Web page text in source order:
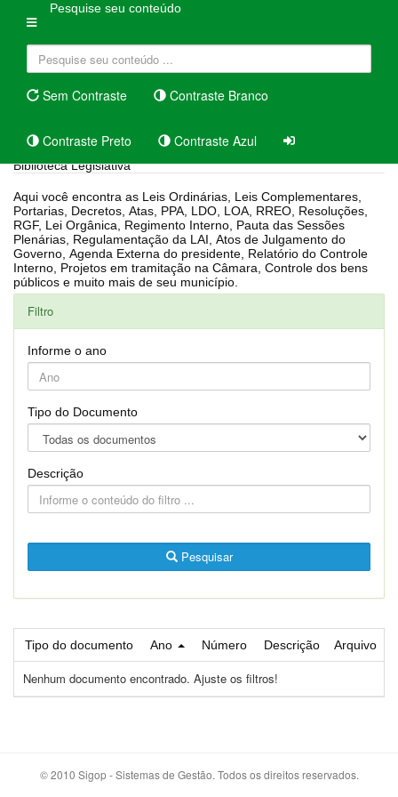
Pesquise seu conteúdo
Sem Contraste Contraste Branco
Contraste Preto Contraste Azul
Biblioteca Legislativa
Aqui você encontra as Leis Ordinárias, Leis Complementares,
Portarias, Decretos, Atas, PPA, LDO, LOA, RREO, Resoluções,
RGF, Lei Orgânica, Regimento Interno, Pauta das Sessões
Plenárias, Regulamentação da LAI, Atos de Julgamento do
Governo, Agenda Externa do presidente, Relatório do Controle
Interno, Projetos em tramitação na Câmara, Controle dos bens
públicos e muito mais de seu município.
Filtro
Informe o ano
Tipo do Documento
Descrição
Pesquisar
Tipo do documento Ano Número Descrição Arquivo
Nenhum documento encontrado. Ajuste os filtros!
© 2010 Sigop - Sistemas de Gestão. Todos os direitos reservados.